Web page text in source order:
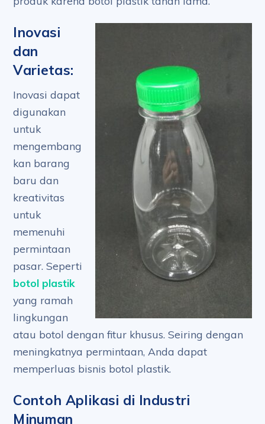
Inovasi
dan
Varietas:
Inovasi dapat
digunakan
untuk
mengembang
kan barang
baru dan
kreativitas
untuk
memenuhi
permintaan
pasar. Seperti
botol plastik
yang ramah
lingkungan
atau botol dengan fitur khusus. Seiring dengan
meningkatnya permintaan, Anda dapat
memperluas bisnis botol plastik.
Contoh Aplikasi di Industri
Minuman